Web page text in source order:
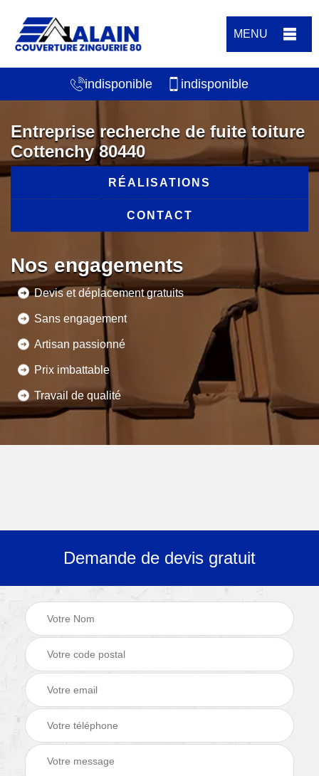
MENU
indisponible indisponible
Entreprise recherche de fuite toiture
Cottenchy 80440
RÉALISATIONS
CONTACT
Nos engagements
Devis et déplacement gratuits
Sans engagement
Artisan passionné
Prix imbattable
Travail de qualité
Demande de devis gratuit